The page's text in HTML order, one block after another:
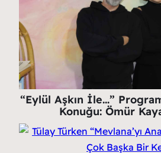
“Eylül Aşkın İle…”
Konuğu: Ömür